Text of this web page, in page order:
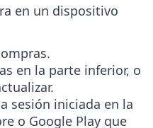
en un dispositivo
.
en la parte inferior, o
sesión iniciada en la
o Google Play que